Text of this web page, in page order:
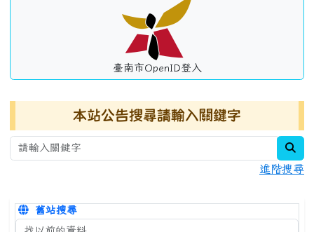
臺南市OpenID登入
本站公告搜尋請輸入關鍵字
進階搜尋
舊站搜尋
搜尋台南市永康國小全球資訊網關鍵字